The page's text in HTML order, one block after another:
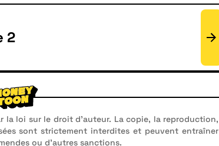
2
la loi sur le droit d'auteur. La copie, la reproduction,
sont strictement interdites et peuvent entraîner
ou d'autres sanctions.